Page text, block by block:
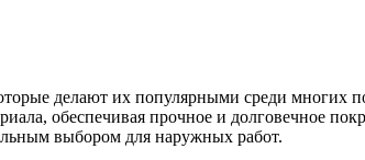
делают их популярными среди многих
обеспечивая прочное и долговечное
выбором для наружных работ.